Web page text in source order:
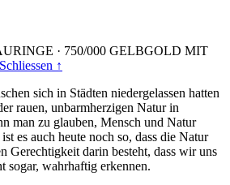
· 750/000 GELBGOLD MIT
Schliessen ↑
sich in Städten niedergelassen hatten
rauen, unbarmherzigen Natur in
man zu glauben, Mensch und Natur
es auch heute noch so, dass die Natur
Gerechtigkeit darin besteht, dass wir uns
sogar, wahrhaftig erkennen.